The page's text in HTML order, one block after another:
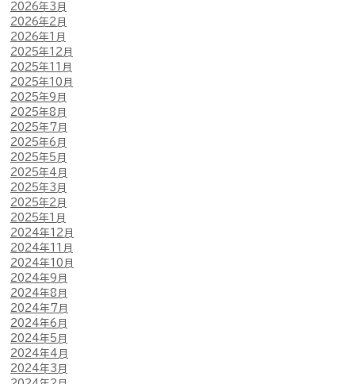
2026年3月
2026年2月
2026年1月
2025年12月
2025年11月
2025年10月
2025年9月
2025年8月
2025年7月
2025年6月
2025年5月
2025年4月
2025年3月
2025年2月
2025年1月
2024年12月
2024年11月
2024年10月
2024年9月
2024年8月
2024年7月
2024年6月
2024年5月
2024年4月
2024年3月